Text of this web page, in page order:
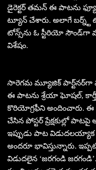
డైరెక్ట‌ర్ త‌మ‌న్ ఈ పాట‌ను
ట్యూన్ చేశారు. అలాగే
టోన్స్‌ను ఓ స్టీరియో
విశేషం.
సారెగ‌మ మ్యూజిక్
ఈ పాట‌ను శ్రేయా ఘోష‌ల్,
కొరియోగ్రఫీని అందించారు. ఈ
చేసిన పోస్ట‌ర్ ప్రేక్ష‌కుల్లో
ఇప్పుడు పాట
అంద‌రూ భావిస్తున్నారు.
విడుద‌లైన‌ ‘జ‌ర‌గండి